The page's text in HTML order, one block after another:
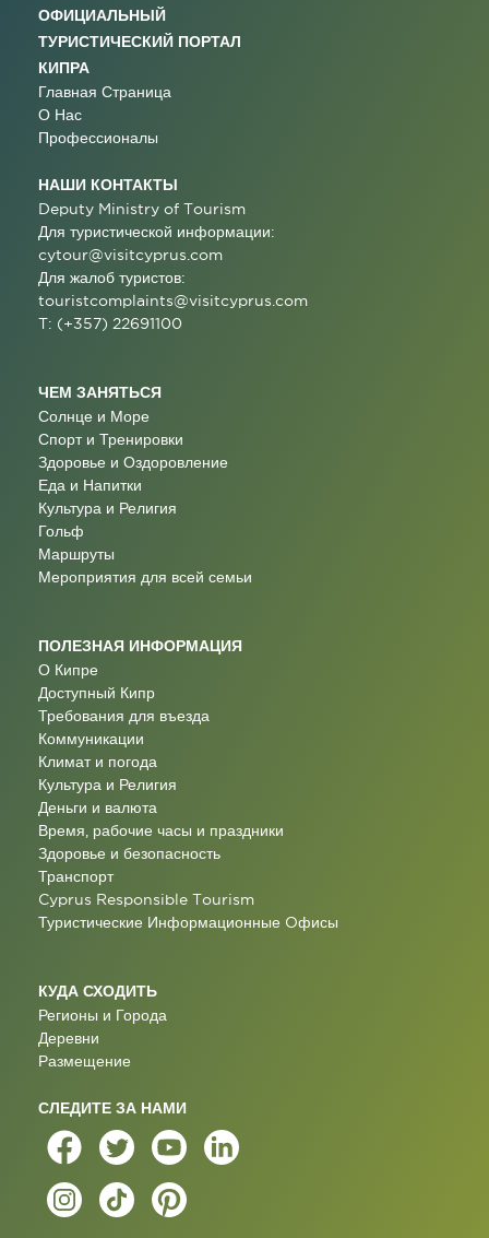
ОФИЦИАЛЬНЫЙ
ТУРИСТИЧЕСКИЙ ПОРТАЛ
КИПРА
Главная Страница
О Нас
Профессионалы
НАШИ КОНТАКТЫ
Deputy Ministry of Tourism
Для туристической информации:
cytour@visitcyprus.com
Для жалоб туристов:
touristcomplaints@visitcyprus.com
T: (+357) 22691100
ЧЕМ ЗАНЯТЬСЯ
Солнце и Море
Спорт и Тренировки
Здоровье и Оздоровление
Еда и Напитки
Культура и Религия
Гольф
Маршруты
Мероприятия для всей семьи
ПОЛЕЗНАЯ ИНФОРМАЦИЯ
О Кипре
Доступный Кипр
Требования для въезда
Коммуникации
Климат и погода
Культура и Религия
Деньги и валюта
Время, рабочие часы и праздники
Здоровье и безопасность
Транспорт
Cyprus Responsible Tourism
Туристические Информационные Oфисы
КУДА СХОДИТЬ
Регионы и Города
Деревни
Размещение
СЛЕДИТЕ ЗА НАМИ